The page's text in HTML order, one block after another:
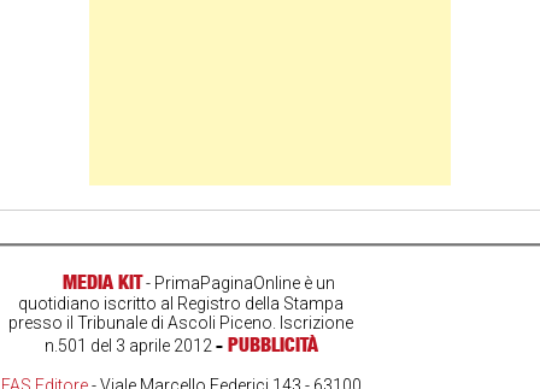
MEDIA KIT- PrimaPaginaOnline è un
quotidiano iscritto al Registro della Stampa
presso il Tribunale di Ascoli Piceno. Iscrizione
n.501 del 3 aprile 2012 - PUBBLICITÀ